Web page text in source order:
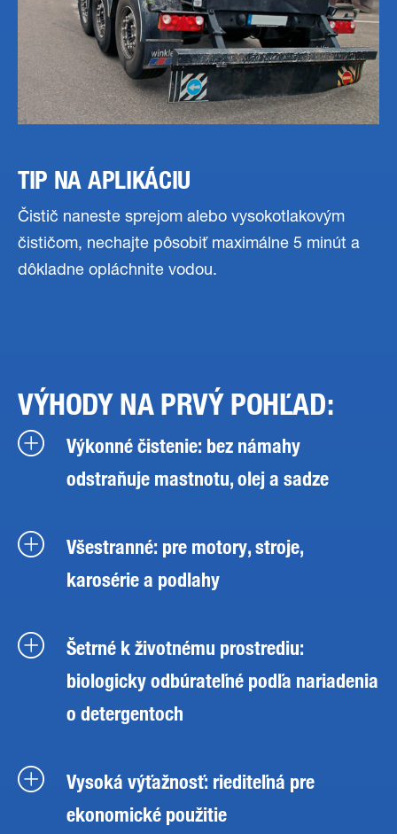
TIP NA APLIKÁCIU
Čistič naneste sprejom alebo vysokotlakovým
čističom, nechajte pôsobiť maximálne 5 minút a
dôkladne opláchnite vodou.
VÝHODY NA PRVÝ POHĽAD:
Výkonné čistenie: bez námahy
odstraňuje mastnotu, olej a sadze
Všestranné: pre motory, stroje,
karosérie a podlahy
Šetrné k životnému prostrediu:
biologicky odbúrateľné podľa nariadenia
o detergentoch
Vysoká výťažnosť: riediteľná pre
ekonomické použitie